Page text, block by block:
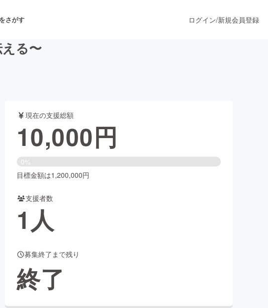
さがす
ォーマンス
ファッション
ー・ヘルスケア
ログイン/新規会員登録
る〜
現在の支援総額
10,000円
0%
目標金額は1,200,000円
支援者数
1人
募集終了まで残り
終了